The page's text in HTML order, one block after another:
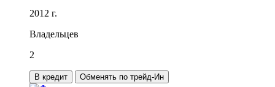
2012 г.
Владельцев
2
В кредит Обменять по трейд-Ин